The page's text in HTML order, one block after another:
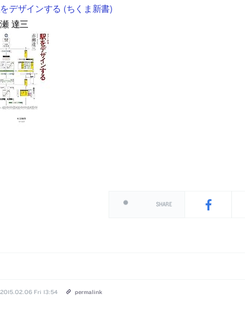
デザインする (ちくま新書)
達三
SHARE
2015.02.06 Fri 13:54 permalink